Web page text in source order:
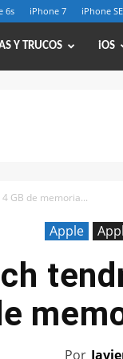
6s iPhone 7 iPhone SE
Y TRUCOS iOS
GB de memoria...
Apple
Por